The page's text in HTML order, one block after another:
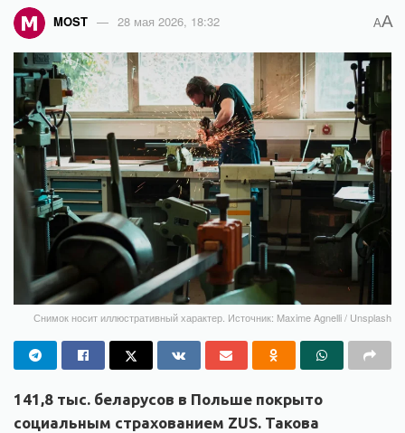
MOST 28 мая 2026, 18:32 AA
Снимок носит иллюстративный характер. Источник: Maxime Agnelli / Unsplash
141,8 тыс. беларусов в Польше покрыто
социальным страхованием ZUS. Такова